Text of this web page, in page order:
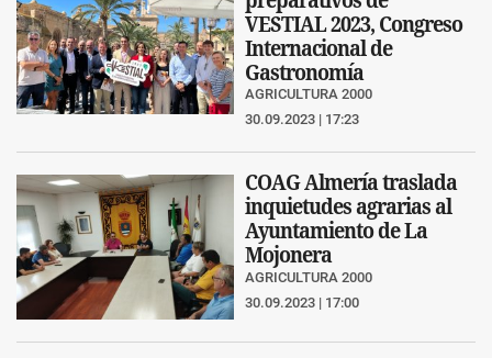
VESTIAL 2023, Congreso
Internacional de
Gastronomía
AGRICULTURA 2000
30.09.2023 | 17:23
COAG Almería traslada
inquietudes agrarias al
Ayuntamiento de La
Mojonera
AGRICULTURA 2000
30.09.2023 | 17:00